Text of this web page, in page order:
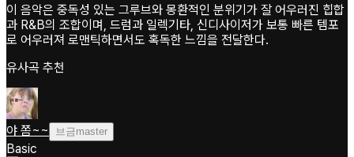
이 음악은 중독성 있는 그루브와 몽환적인 분위기가 잘 어우러진 힙합
과 R&B의 조합이며, 드럼과 일렉기타, 신디사이저가 보통 빠른 템포
로 어우러져 로맨틱하면서도 혹독한 느낌을 전달한다.
유사곡 추천
야 쫌~~ 브금master
Basic